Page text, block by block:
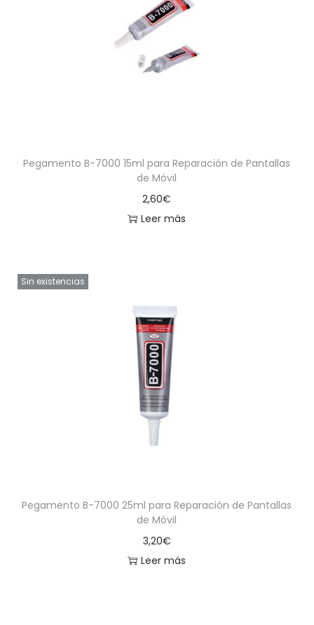
Pegamento B-7000 15ml para Reparación de Pantallas
de Móvil
2,60€
Leer más
Sin existencias
Pegamento B-7000 25ml para Reparación de Pantallas
de Móvil
3,20€
Leer más